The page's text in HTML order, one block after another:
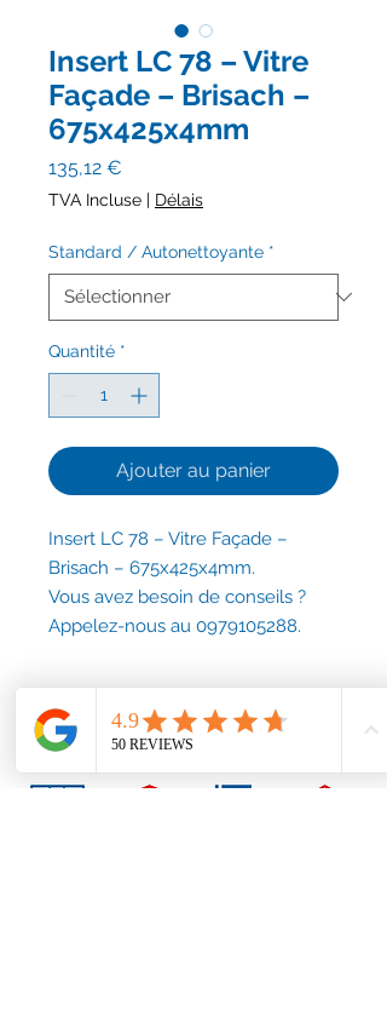
Insert LC 78 – Vitre
Façade – Brisach –
675x425x4mm
135,12 €
TVA Incluse | Délais
Standard / Autonettoyante *
Quantité *
Ajouter au panier
Insert LC 78 – Vitre Façade –
Brisach – 675x425x4mm.
Vous avez besoin de conseils ?
Appelez-nous au 0979105288.